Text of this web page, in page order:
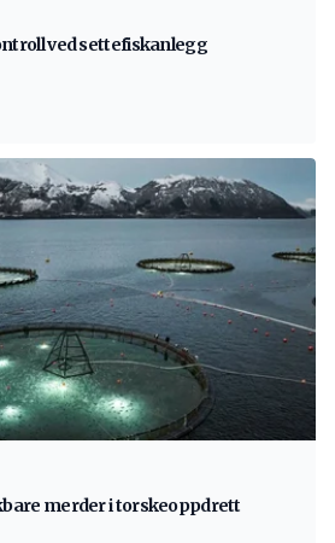
ved settefiskanlegg
merder i torskeoppdrett